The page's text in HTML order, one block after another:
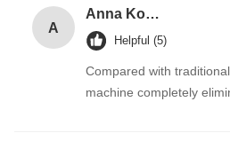
A
Anna Kovács
Helpful (5)
Compared with
machine completely